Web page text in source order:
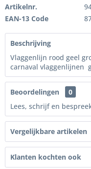
Artikelnr.
EAN-13 Code
Beschrijving
Vlaggenlijn rood geel
carnaval vlaggenlijnen
Beoordelingen
0
Lees, schrijf en
Vergelijkbare artikelen
Klanten kochten ook